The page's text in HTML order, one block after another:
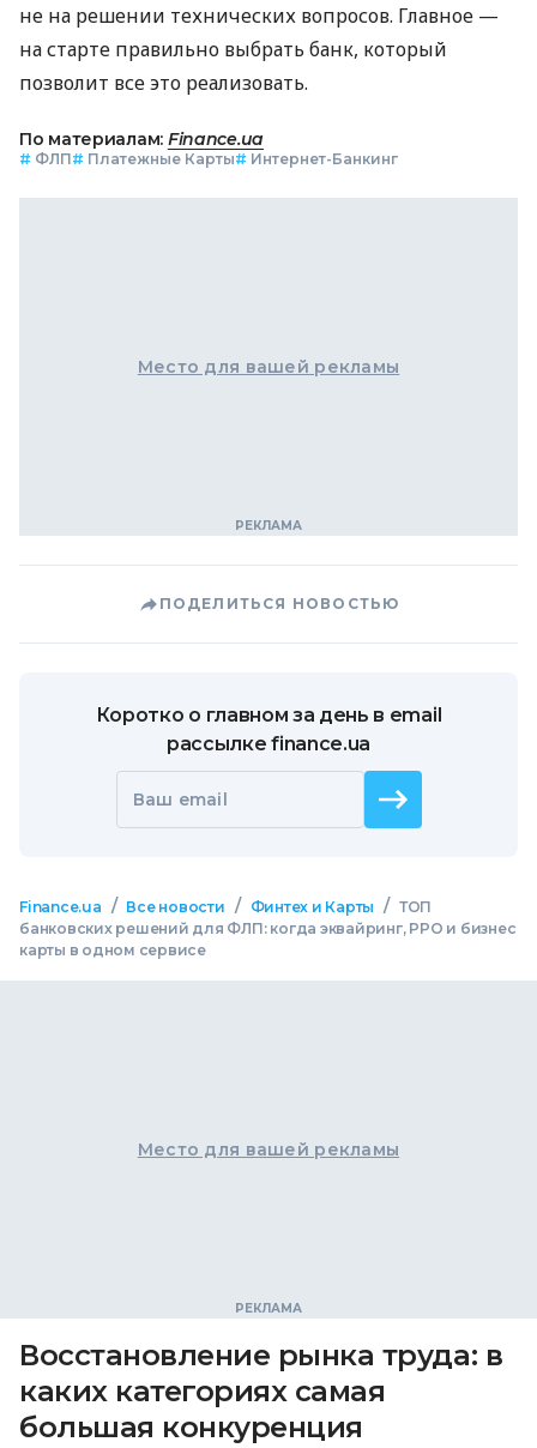
не на решении технических вопросов. Главное —
на старте правильно выбрать банк, который
позволит все это реализовать.
По материалам: Finance.ua
# ФЛП# Платежные Карты# Интернет-Банкинг
Место для вашей рекламы
ПОДЕЛИТЬСЯ НОВОСТЬЮ
Коротко о главном за день в email
рассылке finance.ua
Ваш email
Finance.ua / Все новости / Финтех и Карты / ТОП
банковских решений для ФЛП: когда эквайринг, РРО и бизнес
карты в одном сервисе
Место для вашей рекламы
Восстановление рынка труда: в
каких категориях самая
большая конкуренция